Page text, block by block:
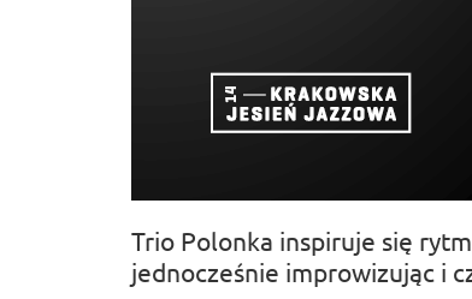
Trio Polonka inspiruje się
jednocześnie improwizując i